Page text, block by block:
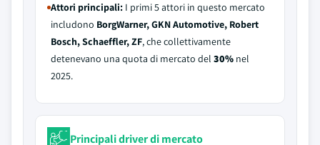
Attori principali: I primi 5 attori in questo mercato
includono BorgWarner, GKN Automotive, Robert
Bosch, Schaeffler, ZF, che collettivamente
detenevano una quota di mercato del 30% nel
2025.
Principali driver di mercato